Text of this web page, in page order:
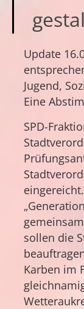
Update
Jugend,
Eine
SPD-
eingereicht.
sollen die
Karben im